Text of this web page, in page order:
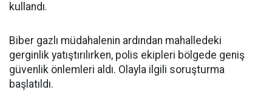
kullandı.
Biber gazlı müdahalenin ardından mahalledeki
gerginlik yatıştırılırken, polis ekipleri bölgede geniş
güvenlik önlemleri aldı. Olayla ilgili soruşturma
başlatıldı.